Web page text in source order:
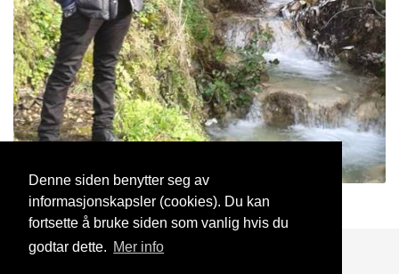
Denne siden benytter seg av
informasjonskapsler (cookies). Du kan
fortsette å bruke siden som vanlig hvis du
godtar dette. Mer info
Facmoon86 14 Aug, 2020
Blogg Support Kontakt oss